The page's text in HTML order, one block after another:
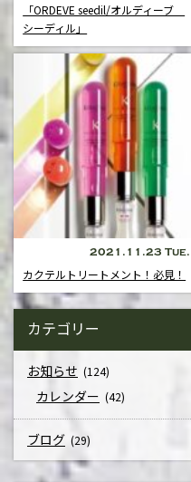
「ORDEVE seedil/オルディーブ
シーディル」
2021.11.23 Tue.
カクテルトリートメント！必見！
カテゴリー
お知らせ (124)
カレンダー (42)
ブログ (29)